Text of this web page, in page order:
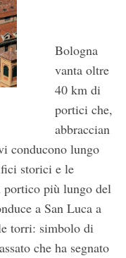
Bologna
vanta oltre
40 km di
portici che,
abbraccian
conducono lungo
storici e le
portico più lungo del
a San Luca a
torri: simbolo di
che ha segnato